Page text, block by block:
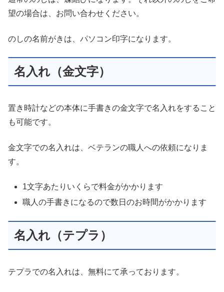
望の場合は、お問い合わせください。
のしの名前がきは、パソコン印字になります。
名入れ（金文字）
置き時計などの本体に手書きの金文字で名入れをすること
も可能です。
金文字での名入れは、ベテランの職人への依頼になりま
す。
1文字あたりいくらで料金がかかります
職人の手書きになるので数日のお時間がかかります
名入れ（テプラ）
テプラでの名入れは、無料にて承っております。